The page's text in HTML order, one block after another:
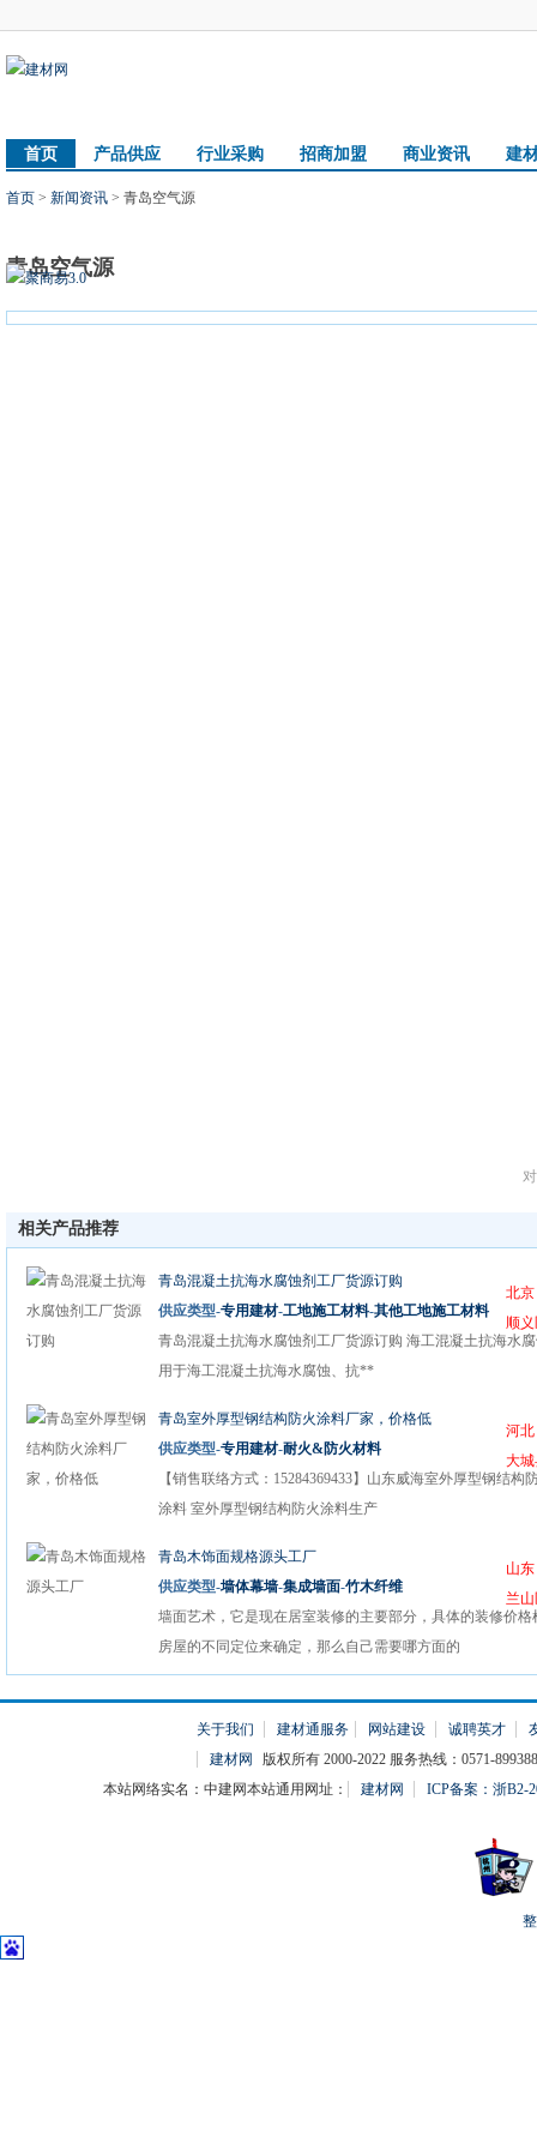
首页 产品供应 行业采购 招商加盟 商业资讯 建
首页 > 新闻资讯 > 青岛空气源
青岛空气源
相关产品推荐
青岛混凝土抗海水腐蚀剂工厂货源订购
北
顺
供应类型-专用建材-工地施工材料-其他工地施工材料
青岛混凝土抗海水腐蚀剂工厂货源订购 海工混凝土抗海水
用于海工混凝土抗海水腐蚀、抗**
青岛室外厚型钢结构防火涂料厂家，价格低
河
大
供应类型-专用建材-耐火&防火材料
【销售联络方式：15284369433】山东威海室外厚型钢结构
涂料 室外厚型钢结构防火涂料生产
青岛木饰面规格源头工厂
山
兰
供应类型-墙体幕墙-集成墙面-竹木纤维
墙面艺术，它是现在居室装修的主要部分，具体的装修价格
房屋的不同定位来确定，那么自己需要哪方面的
关于我们 建材通服务 网站建设 诚聘英才
建材网
版权所有 2000-2022 服务热线：0571-
本站网络实名：中建网本站通用网址：
建材网 ICP备案：浙B2-